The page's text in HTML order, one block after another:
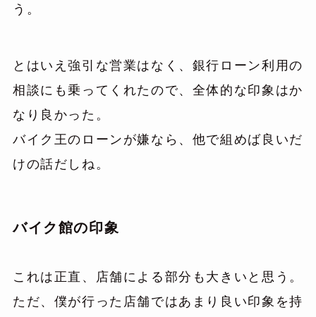
う。
とはいえ強引な営業はなく、銀行ローン利用の
相談にも乗ってくれたので、全体的な印象はか
なり良かった。
バイク王のローンが嫌なら、他で組めば良いだ
けの話だしね。
バイク館の印象
これは正直、店舗による部分も大きいと思う。
ただ、僕が行った店舗ではあまり良い印象を持